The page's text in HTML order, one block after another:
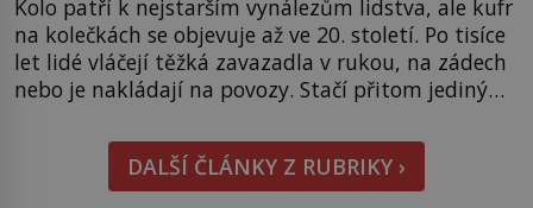
Kolo patří k nejstarším vynálezům lidstva, ale kufr
na kolečkách se objevuje až ve 20. století. Po tisíce
let lidé vláčejí těžká zavazadla v rukou, na zádech
nebo je nakládají na povozy. Stačí přitom jediný
nikdo dlouho nedostane. Až jednou se na letišti
ozve věta, která změní […]
DALŠÍ ČLÁNKY Z RUBRIKY ›